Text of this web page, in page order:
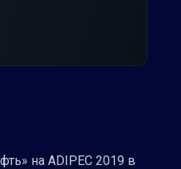
на ADIPEC 2019 в